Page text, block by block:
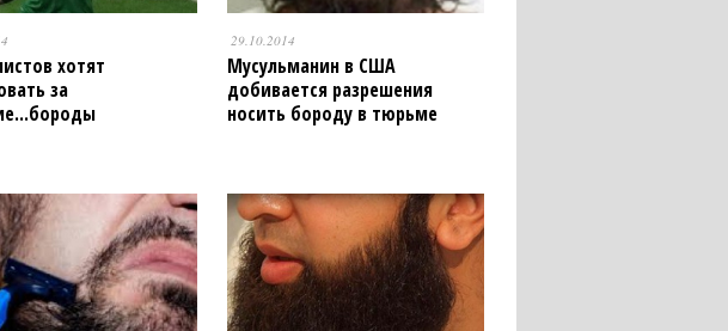
хотят
за
29.10.2014
Мусульманин в США
добивается разрешения
носить бороду в тюрьме